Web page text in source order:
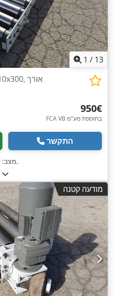
1 / 13
‏950 ‏€
FCA VB בתוספת מע"מ
התקשר
מצב:,
מודעה קטנה